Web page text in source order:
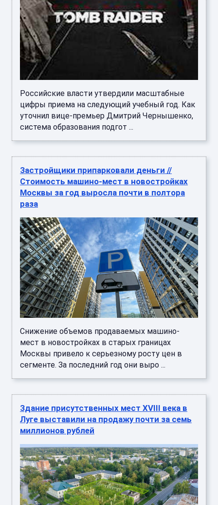
Российские власти утвердили масштабные
цифры приема на следующий учебный год. Как
уточнил вице-премьер Дмитрий Чернышенко,
система образования подгот ...
Застройщики припарковали деньги //
Стоимость машино-мест в новостройках
Москвы за год выросла почти в полтора
раза
Снижение объемов продаваемых машино-
мест в новостройках в старых границах
Москвы привело к серьезному росту цен в
сегменте. За последний год они выро ...
Здание присутственных мест XVIII века в
Луге выставили на продажу почти за семь
миллионов рублей